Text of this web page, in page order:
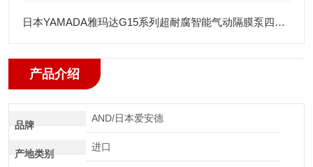
日本YAMADA雅玛达G15系列超耐腐智能气动隔膜泵四川代理店
产品介绍
品牌
AND/日本爱安德
产地类别
进口